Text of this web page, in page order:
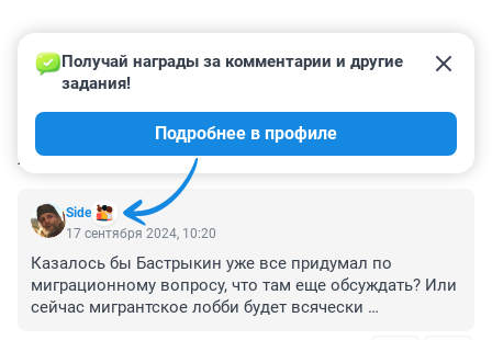
КОММЕНТАРИИ 5
Side
Получай награды за комментарии и другие
задания!
Подробнее в профиле
17 сентября 2024, 10:20
Казалось бы Бастрыкин уже все придумал по
миграционному вопросу, что там еще обсуждать? Или
сейчас мигрантское лобби будет всячески